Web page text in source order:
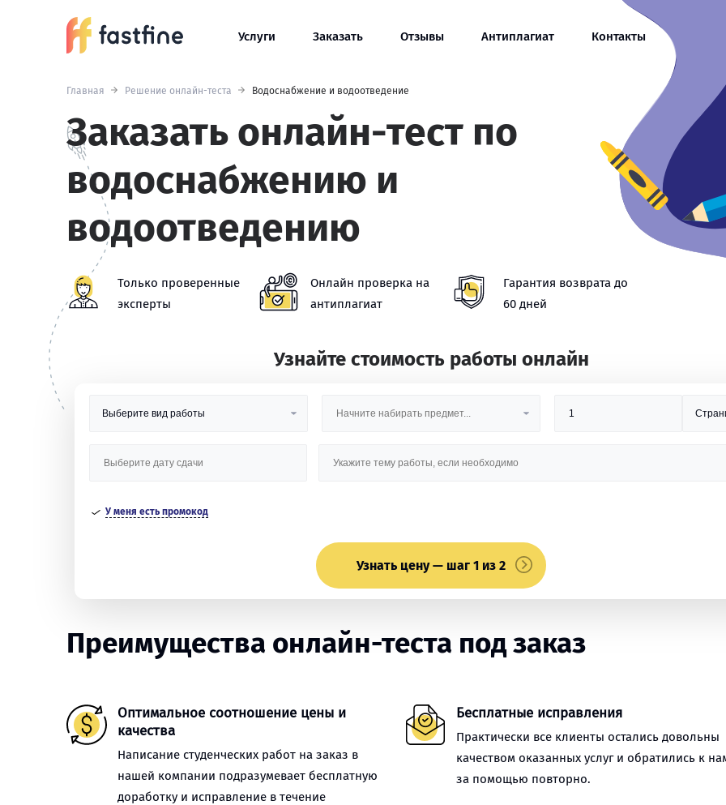
Услуги Заказать Отзывы Антиплагиат Контакты
Главная Решение онлайн-теста Водоснабжение и водоотведение
Заказать онлайн-тест по
водоснабжению и
водоотведению
Только проверенные
эксперты
Онлайн проверка на
антиплагиат
Гарантия возврата до
60 дней
Узнайте стоимость работы онлайн
У меня есть промокод
Узнать цену — шаг 1 из 2
Преимущества онлайн-теста под заказ
Оптимальное соотношение цены и
качества
Написание студенческих работ на заказ в
нашей компании подразумевает бесплатную
доработку и исправление в течение
Бесплатные исправления
Практически все клиенты остались довольны
качеством оказанных услуг и обратились к
за помощью повторно.